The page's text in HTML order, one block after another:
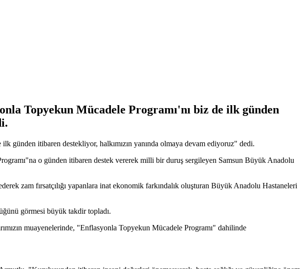
Topyekun Mücadele Programı'nı biz de ilk günden
itibaren destekliyor, halkımızın yanında olmaya devam ediyoruz" dedi.
o günden itibaren destek vererek milli bir duruş sergileyen Samsun Büyük Anadolu
zam fırsatçılığı yapanlara inat ekonomik farkındalık oluşturan Büyük Anadolu Hastaneleri
görmesi büyük takdir topladı.
muayenelerinde, "Enflasyonla Topyekun Mücadele Programı" dahilinde